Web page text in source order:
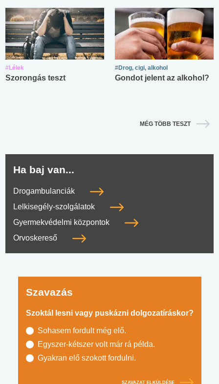
#Lélek
Szorongás teszt
#Drog, cigi, alkohol
Gondot jelent az alkohol?
MÉG TÖBB TESZT
Ha baj van...
Drogambulanciák
Lelkisegély-szolgálatok
Gyermekvédelmi központok
Orvoskereső
Szavazás
Szoktál lesni vagy puskázni dolgozatíráskor?
Sohasem fordult még elő.
Egyszer-kétszer volt már rá példa.
Gyakran elő szokott fordulni.
SZAVAZAT ELKÜLDÉSE